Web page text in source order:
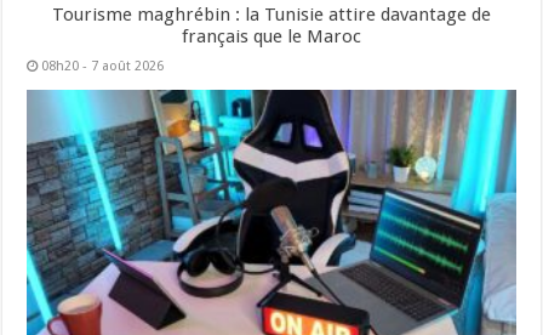
Tourisme maghrébin : la Tunisie attire davantage de
français que le Maroc
08h20 - 7 août 2026